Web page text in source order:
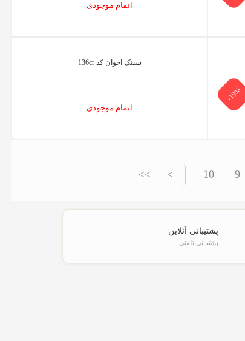
اتمام موجودی
-19%
سینک اخوان کد 136cr
اتمام موجودی
9
10
>
>>
پشتیبانی آنلاین
پشتیبانی تلفنی